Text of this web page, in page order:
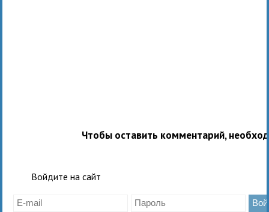
Чтобы оставить комментарий,
Войдите на сайт